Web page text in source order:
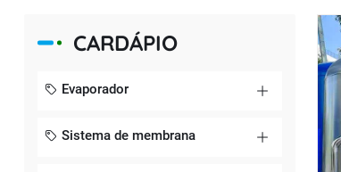
CARDÁPIO
Evaporador
Sistema de membrana